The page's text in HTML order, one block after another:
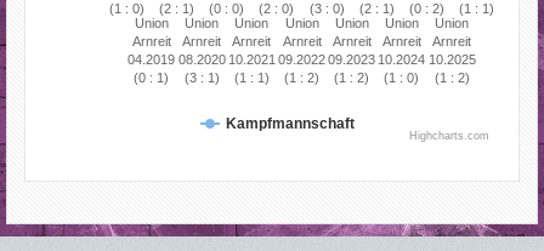
Kampfmannschaft
(1 : 0)
Union
Arnreit
04.2019
(0 : 1)
(2 : 1)
Union
Arnreit
08.2020
(3 : 1)
(0 : 0)
Union
Arnreit
10.2021
(1 : 1)
(2 : 0)
Union
Arnreit
09.2022
(1 : 2)
(3 : 0)
Union
Arnreit
09.2023
(1 : 2)
(2 : 1)
Union
Arnreit
10.2024
(1 : 0)
(0 : 2)
Union
Arnreit
10.2025
(1 : 2)
(1 : 1)
Highcharts.com